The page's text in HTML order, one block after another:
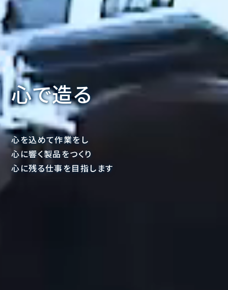
心で造る
心を込めて作業をし
心に響く製品をつくり
心に残る仕事を目指します